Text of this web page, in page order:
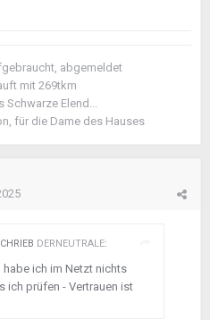
abgemeldet
mit 269tkm
Schwarze Elend...
für die Dame des Hauses
DERNEUTRALE:
habe ich im Netzt nichts
ich prüfen - Vertrauen ist